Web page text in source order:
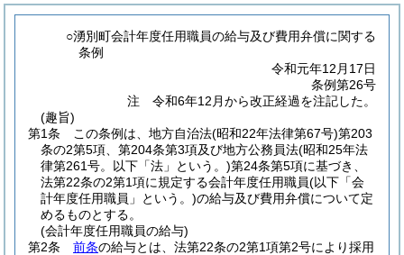
○湧別町会計年度任用職員の給与及び費用弁償に関する
条例
令和元年12月17日
条例第26号
注 令和6年12月から改正経過を注記した。
(趣旨)
第1条
この条例は、地方自治法(昭和22年法律第67号)第203
条の2第5項、第204条第3項及び地方公務員法(昭和25年法
律第261号。以下「法」という。)第24条第5項に基づき、
法第22条の2第1項に規定する会計年度任用職員(以下「会
計年度任用職員」という。)の給与及び費用弁償について定
めるものとする。
(会計年度任用職員の給与)
第2条
前条の給与とは、法第22条の2第1項第2号により採用